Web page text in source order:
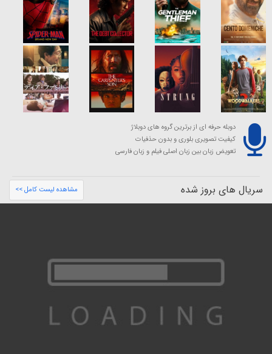
دوبله حرفه ای از برترین گروه های دوبلاژ
کیفیت تصویری بلوری و بدون حذفیات
تعویض زبان بین زبان اصلی فیلم و زبان فارسی
سریال های بروز شده مشاهده لیست کامل >>